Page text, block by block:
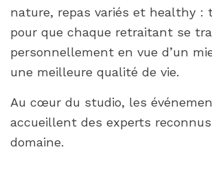
nature, repas variés et healthy :
pour que chaque retraitant se
personnellement en vue d’un
une meilleure qualité de vie.
Au cœur du studio, les
accueillent des experts
domaine.